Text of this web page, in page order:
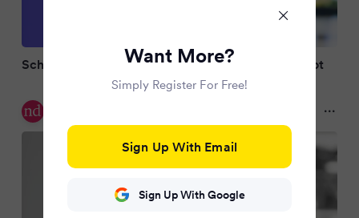
Schweizer Soziologe und Autor Jean Ziegler ist tot
Want More?
Simply Register For Free!
Sign Up With Email
Sign Up With Google